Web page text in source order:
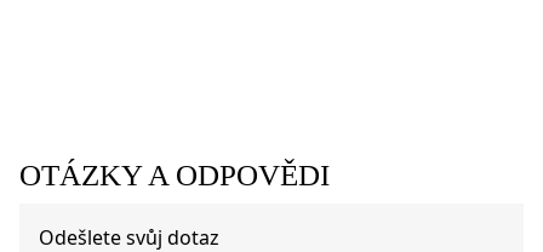
OTÁZKY A ODPOVĚDI
Odešlete svůj dotaz